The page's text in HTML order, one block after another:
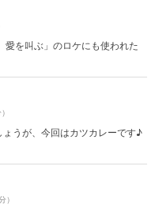
愛を叫ぶ」のロケにも使われた
うが、今回はカツカレーです♪
）